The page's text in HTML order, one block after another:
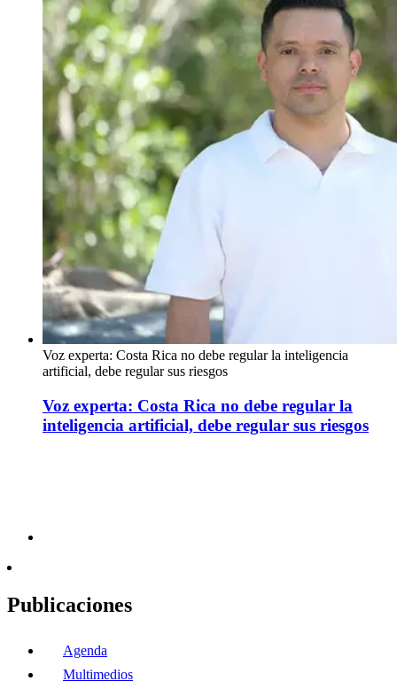
Voz experta: Costa Rica no debe regular la inteligencia
artificial, debe regular sus riesgos
Voz experta: Costa Rica no debe regular la
inteligencia artificial, debe regular sus riesgos
Publicaciones
Agenda
Multimedios